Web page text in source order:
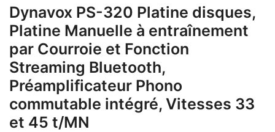
Dynavox PS-320 Platine disques,
Platine Manuelle à entraînement
par Courroie et Fonction
Streaming Bluetooth,
Préamplificateur Phono
commutable intégré, Vitesses 33
et 45 t/MN